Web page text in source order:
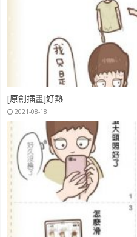
[原創插畫]好熱
2021-08-18